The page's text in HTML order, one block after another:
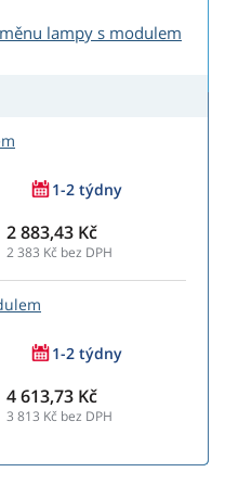
lampy s modulem
1-2 týdny
2 883,43 Kč
2 383 Kč bez DPH
1-2 týdny
4 613,73 Kč
3 813 Kč bez DPH